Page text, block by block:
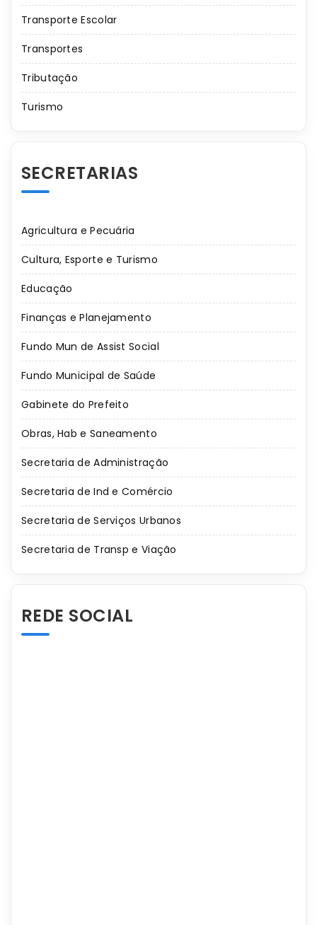
Transporte Escolar
Transportes
Tributação
Turismo
SECRETARIAS
Agricultura e Pecuária
Cultura, Esporte e Turismo
Educação
Finanças e Planejamento
Fundo Mun de Assist Social
Fundo Municipal de Saúde
Gabinete do Prefeito
Obras, Hab e Saneamento
Secretaria de Administração
Secretaria de Ind e Comércio
Secretaria de Serviços Urbanos
Secretaria de Transp e Viação
REDE SOCIAL